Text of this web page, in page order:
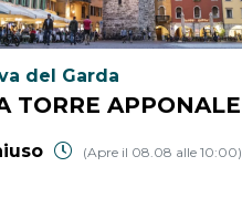
punto di interesse
del Garda
TORRE APPONALE
(Apre il 08.08 alle 10:00)